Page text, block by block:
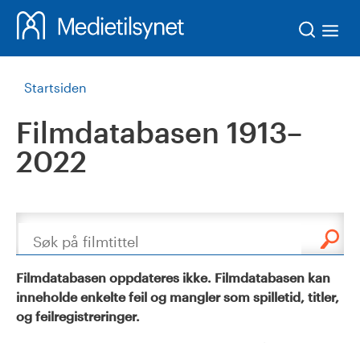
Startsiden
Filmdatabasen 1913–
2022
Søk
Filmdatabasen oppdateres ikke. Filmdatabasen kan
inneholde enkelte feil og mangler som spilletid, titler,
og feilregistreringer.